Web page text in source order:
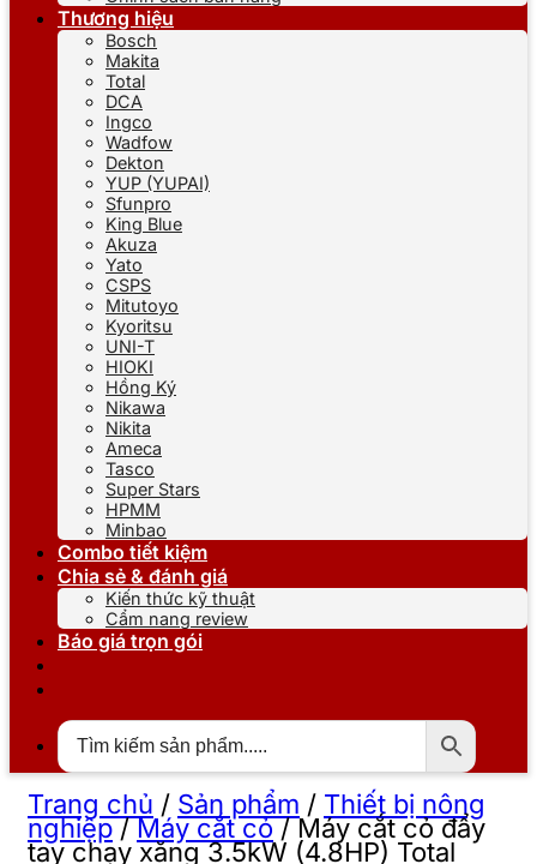
Thương hiệu
Bosch
Makita
Total
DCA
Ingco
Wadfow
Dekton
YUP (YUPAI)
Sfunpro
King Blue
Akuza
Yato
CSPS
Mitutoyo
Kyoritsu
UNI-T
HIOKI
Hồng Ký
Nikawa
Nikita
Ameca
Tasco
Super Stars
HPMM
Minbao
Combo tiết kiệm
Chia sẻ & đánh giá
Kiến thức kỹ thuật
Cẩm nang review
Báo giá trọn gói
Trang chủ / Sản phẩm / Thiết bị nông
nghiệp/Máy cắt cỏ/Máy cắt cỏ đẩy
tay chạy xăng 3.5kW (4.8HP) Total